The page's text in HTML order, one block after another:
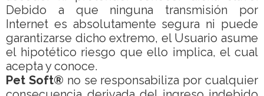
Debido a que ninguna transmisión por
Internet es absolutamente segura ni puede
garantizarse dicho extremo, el Usuario asume
el hipotético riesgo que ello implica, el cual
acepta y conoce.
Pet Soft® no se responsabiliza por cualquier